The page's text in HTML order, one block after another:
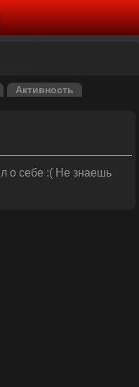
Активность
о себе :( Не знаешь